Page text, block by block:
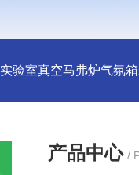
实验室真空马弗炉气氛
产品中心 /